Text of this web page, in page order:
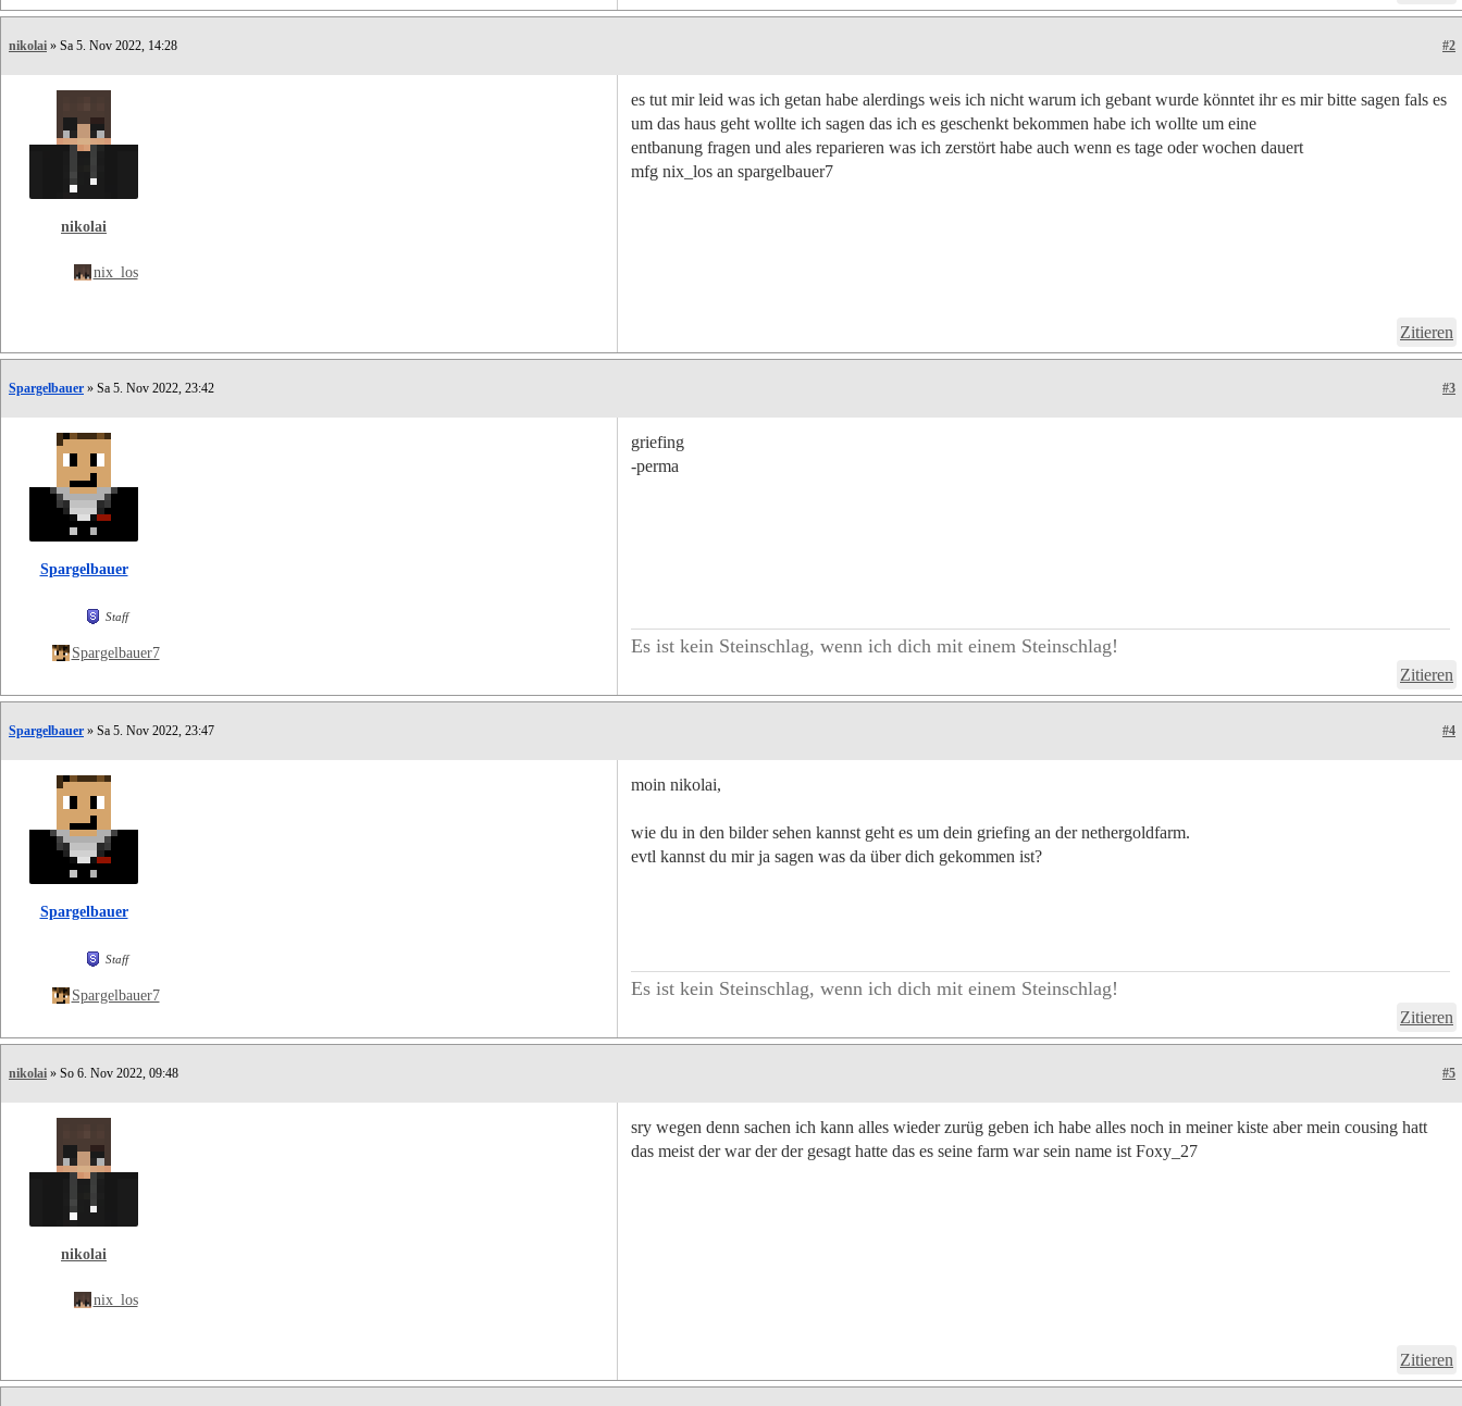
nikolai » Sa 5. Nov 2022, 14:28 #2
es tut mir leid was ich getan habe alerdings weis ich nicht warum ich gebant wurde könntet ihr es mir bitte sagen fals es
um das haus geht wollte ich sagen das ich es geschenkt bekommen habe ich wollte um eine
entbanung fragen und ales reparieren was ich zerstört habe auch wenn es tage oder wochen dauert
mfg nix_los an spargelbauer7
Zitieren
nikolai
nix_los
Spargelbauer » Sa 5. Nov 2022, 23:42 #3
griefing
-perma
Es ist kein Steinschlag, wenn ich dich mit einem Steinschlag!
Zitieren
Spargelbauer
Staff
Spargelbauer7
Spargelbauer » Sa 5. Nov 2022, 23:47 #4
moin nikolai,
wie du in den bilder sehen kannst geht es um dein griefing an der nethergoldfarm.
evtl kannst du mir ja sagen was da über dich gekommen ist?
Es ist kein Steinschlag, wenn ich dich mit einem Steinschlag!
Zitieren
Spargelbauer
Staff
Spargelbauer7
nikolai » So 6. Nov 2022, 09:48 #5
sry wegen denn sachen ich kann alles wieder zurüg geben ich habe alles noch in meiner kiste aber mein cousing hatt
das meist der war der der gesagt hatte das es seine farm war sein name ist Foxy_27
Zitieren
nikolai
nix_los